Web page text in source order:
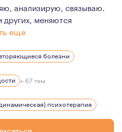
анализирую, связываю.
других, меняются
еще
ситуации, которые
болезни
+ 67 тем
психотерапия